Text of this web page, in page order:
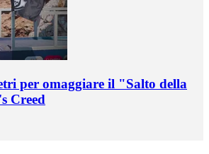
per omaggiare il "Salto della
Creed